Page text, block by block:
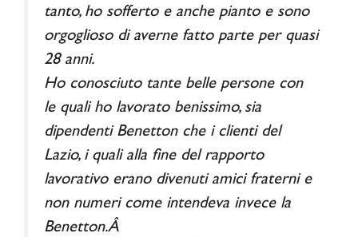
tanto, ho sofferto e anche pianto e sono
orgoglioso di averne fatto parte per quasi
28 anni.
Ho conosciuto tante belle persone con
le quali ho lavorato benissimo, sia
dipendenti Benetton che i clienti del
Lazio, i quali alla fine del rapporto
lavorativo erano divenuti amici fraterni e
non numeri come intendeva invece la
Benetton.Â